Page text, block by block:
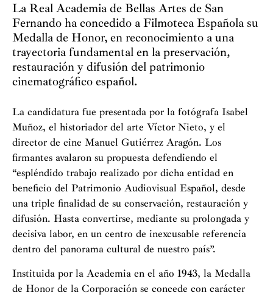
La Real Academia de Bellas Artes de San
Fernando ha concedido a Filmoteca Española su
Medalla de Honor, en reconocimiento a una
trayectoria fundamental en la preservación,
restauración y difusión del patrimonio
cinematográfico español.
La candidatura fue presentada por la fotógrafa Isabel
Muñoz, el historiador del arte Víctor Nieto, y el
director de cine Manuel Gutiérrez Aragón. Los
firmantes avalaron su propuesta defendiendo el
“espléndido trabajo realizado por dicha entidad en
beneficio del Patrimonio Audiovisual Español, desde
una triple finalidad de su conservación, restauración y
difusión. Hasta convertirse, mediante su prolongada y
decisiva labor, en un centro de inexcusable referencia
dentro del panorama cultural de nuestro país”.
Instituida por la Academia en el año 1943, la Medalla
de Honor de la Corporación se concede con carácter